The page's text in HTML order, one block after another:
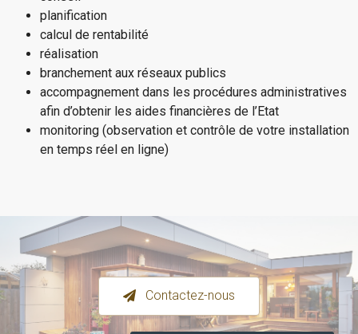
planification
calcul de rentabilité
réalisation
branchement aux réseaux publics
accompagnement dans les procédures administratives
afin d’obtenir les aides financières de l’Etat
monitoring (observation et contrôle de votre installation
en temps réel en ligne)
Contactez-nous